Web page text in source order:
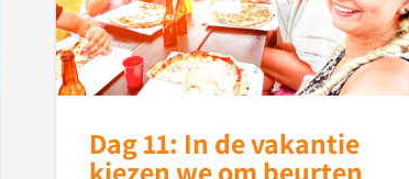
Dag 11: In de vakantie
kiezen we om beurten